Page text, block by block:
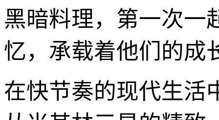
黑暗料理，第一次一
忆，承载着他们的成
在快节奏的现代生活